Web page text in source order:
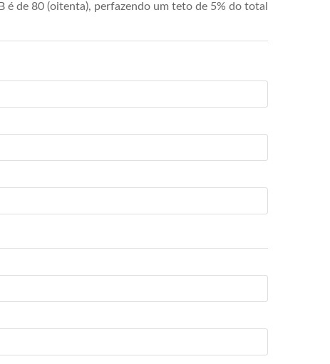
de 80 (oitenta), perfazendo um teto de 5% do total